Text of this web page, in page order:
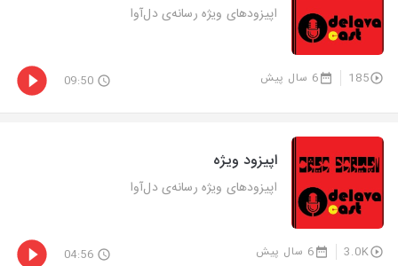
اپیزودهای ویژه رسانه‌ی دل‌آوا
185 6 سال پیش 09:50
اپیزود ویژه
اپیزودهای ویژه رسانه‌ی دل‌آوا
3.0K 6 سال پیش 04:56